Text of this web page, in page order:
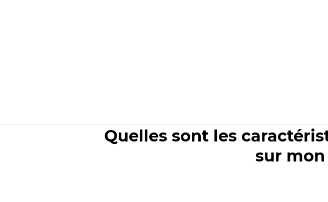
Quelles sont les
sur